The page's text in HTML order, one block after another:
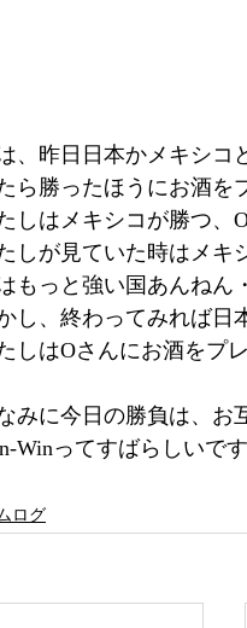
、昨日日本かメキシコ
ら勝ったほうにお酒を
しはメキシコが勝つ、
しが見ていた時はメキ
もっと強い国あんねん
し、終わってみれば日
しはOさんにお酒をプ
みに今日の勝負は、お
Winってすばらしいです
ログ